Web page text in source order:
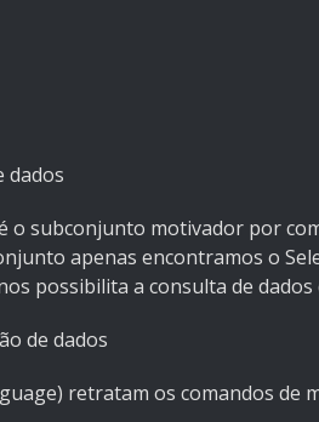
dados
o subconjunto motivador por
apenas encontramos o
possibilita a consulta de dados
de dados
retratam os comandos de